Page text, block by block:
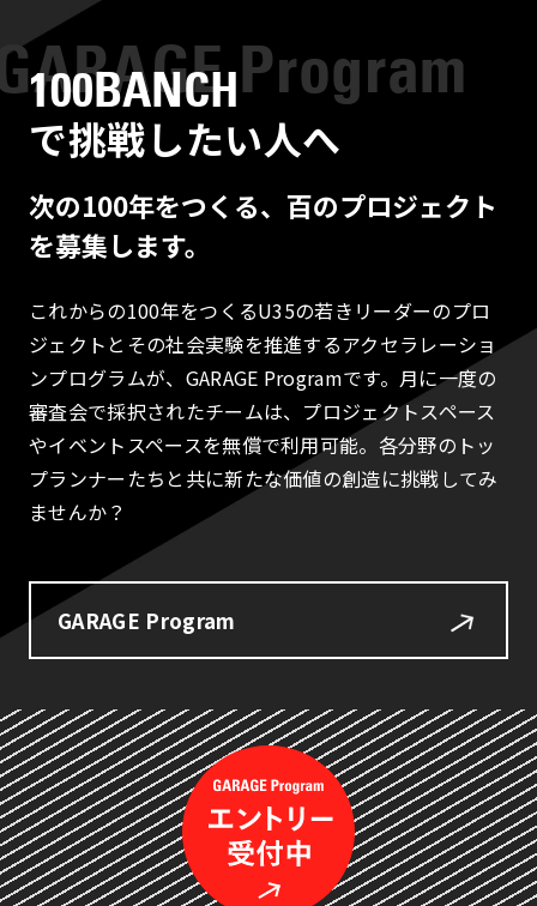
100BANCH
で挑戦したい人へ
次の100年をつくる、百のプロジェクト
を募集します。
これからの100年をつくるU35の若きリーダーのプロ
ジェクトとその社会実験を推進するアクセラレーショ
ンプログラムが、GARAGE Programです。月に一度の
審査会で採択されたチームは、プロジェクトスペース
やイベントスペースを無償で利用可能。各分野のトッ
プランナーたちと共に新たな価値の創造に挑戦してみ
ませんか？
GARAGE Program